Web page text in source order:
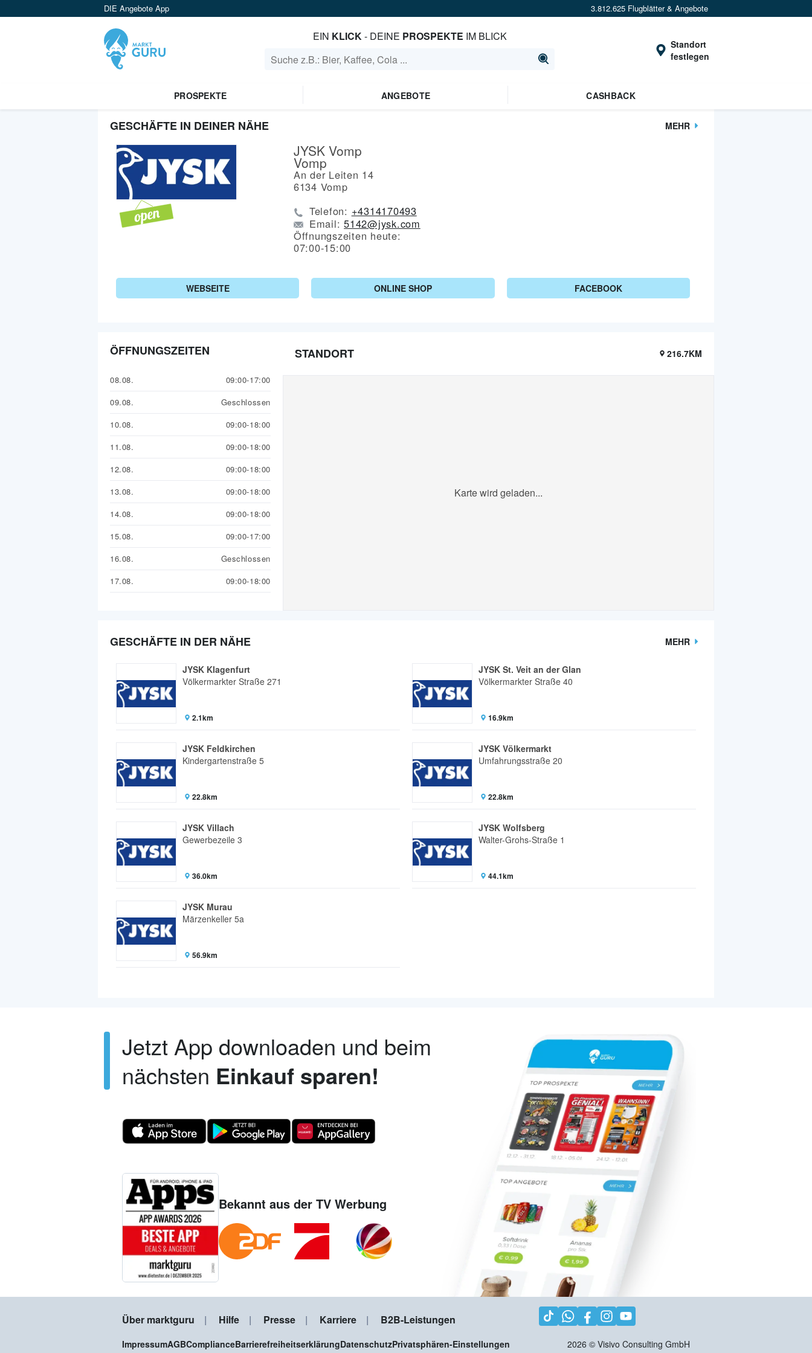
DIE Angebote App 3.812.625 Flugblätter & Angebote
EIN KLICK- DEINE PROSPEKTE IM BLICK
Standort
festlegen
PROSPEKTE ANGEBOTE CASHBACK
GESCHÄFTE IN DEINER NÄHE MEHR
JYSK Vomp
Vomp
An der Leiten 14
6134 Vomp
Telefon: +4314170493
Email:5142@jysk.com
Öffnungszeiten heute:
07:00-15:00
WEBSEITE ONLINE SHOP FACEBOOK
ÖFFNUNGSZEITEN
08.08.
09:00-17:00
09.08.
Geschlossen
10.08.
09:00-18:00
11.08.
09:00-18:00
12.08.
09:00-18:00
13.08.
09:00-18:00
14.08.
09:00-18:00
15.08.
09:00-17:00
16.08.
Geschlossen
17.08.
09:00-18:00
STANDORT 216.7KM
Karte wird geladen...
GESCHÄFTE IN DER NÄHE MEHR
JYSK Klagenfurt
Völkermarkter Straße 271
2.1km
JYSK St. Veit an der Glan
Völkermarkter Straße 40
16.9km
JYSK Feldkirchen
Kindergartenstraße 5
22.8km
JYSK Völkermarkt
Umfahrungsstraße 20
22.8km
JYSK Villach
Gewerbezeile 3
36.0km
JYSK Wolfsberg
Walter-Grohs-Straße 1
44.1km
JYSK Murau
Märzenkeller 5a
56.9km
Jetzt App downloaden und beim
nächsten Einkauf sparen!
Bekannt aus der TV Werbung
Über marktguru Hilfe Presse Karriere B2B-Leistungen
ImpressumAGBComplianceBarrierefreiheitserklärungDatenschutzPrivatsphären-Einstellungen 2026 © Visivo Consulting GmbH